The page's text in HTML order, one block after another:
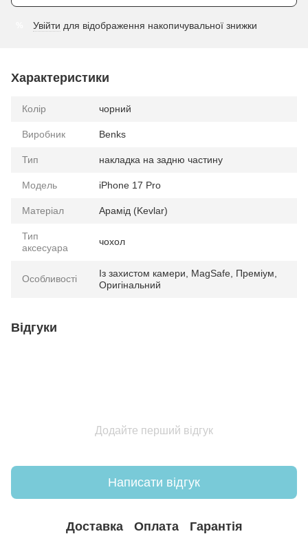
Увійти для відображення накопичувальної знижки
Характеристики
Колір чорний
Виробник Benks
Тип накладка на задню частину
Модель iPhone 17 Pro
Матеріал Арамід (Kevlar)
Тип
аксесуара
чохол
Особливості
Із захистом камери, MagSafe, Преміум,
Оригінальний
Відгуки
Додайте перший відгук
Написати відгук
Доставка Оплата Гарантія